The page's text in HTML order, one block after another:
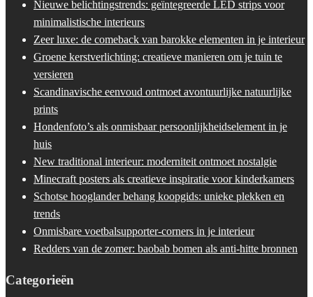
Nieuwe belichtingstrends: geïntegreerde LED strips voor
minimalistische interieurs
Zeer luxe: de comeback van barokke elementen in je interieur
Groene kerstverlichting: creatieve manieren om je tuin te
versieren
Scandinavische eenvoud ontmoet avontuurlijke natuurlijke
prints
Hondenfoto’s als onmisbaar persoonlijkheidselement in je
huis
New traditional interieur: moderniteit ontmoet nostalgie
Minecraft posters als creatieve inspiratie voor kinderkamers
Schotse hooglander behang koopgids: unieke plekken en
trends
Onmisbare voetbalsupporter-corners in je interieur
Redders van de zomer: baobab bomen als anti-hitte bronnen
Categorieën